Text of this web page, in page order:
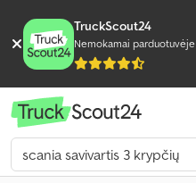
TruckScout24
Nemokamai parduotuvėje